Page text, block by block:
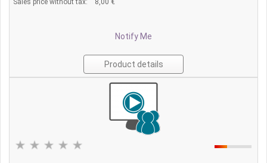
Sales price without tax:
8,00 €
Notify Me
Product details